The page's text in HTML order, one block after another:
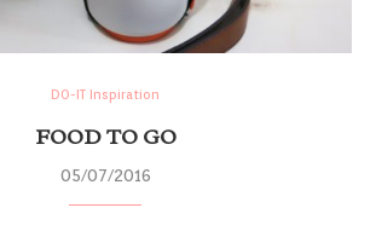
DO-IT Inspiration
FOOD TO GO
05/07/2016